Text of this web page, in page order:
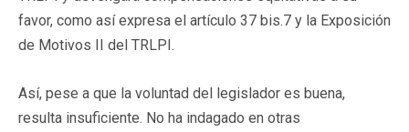
favor, como así expresa el artículo 37 bis.7 y la Exposición
de Motivos II del TRLPI.
Así, pese a que la voluntad del legislador es buena,
resulta insuficiente. No ha indagado en otras